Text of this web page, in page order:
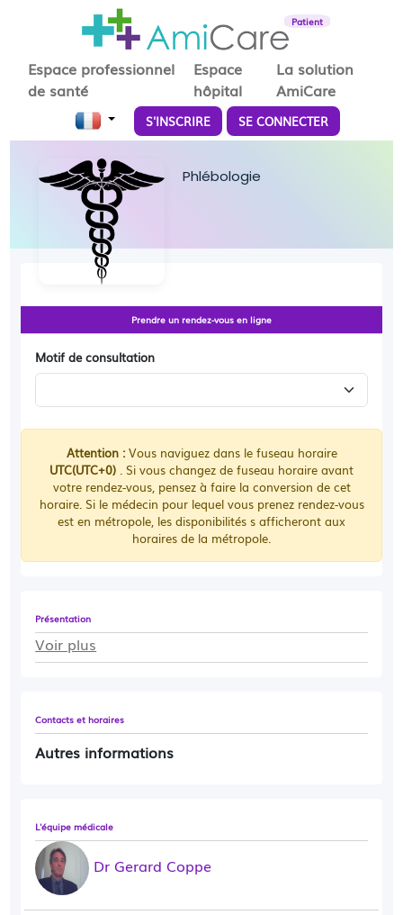
Patient
Espace professionnel
de santé
Espace
hôpital
La solution
AmiCare
S'INSCRIRE SE CONNECTER
Phlébologie
Présentation
Voir plus
Contacts et horaires
Autres informations
L'équipe médicale
Dr Gerard Coppe
Prendre un rendez-vous en ligne
Motif de consultation
Attention :Vous naviguez dans le fuseau horaire
UTC(UTC+0) . Si vous changez de fuseau horaire avant
votre rendez-vous, pensez à faire la conversion de cet
horaire. Si le médecin pour lequel vous prenez rendez-vous
est en métropole, les disponibilités s afficheront aux
horaires de la métropole.